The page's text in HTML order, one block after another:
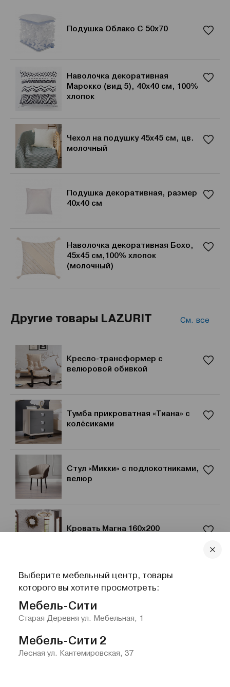
Подушка Облако С 50х70
Наволочка декоративная
Марокко (вид 5), 40х40 см, 100%
хлопок
Чехол на подушку 45х45 см, цв.
молочный
Подушка декоративная, размер
40х40 см
Наволочка декоративная Бохо,
45х45 см,100% хлопок
(молочный)
Другие товары LAZURIT См. все
Кресло-трансформер с
велюровой обивкой
Тумба прикроватная «Тиана» с
колёсиками
Стул «Микки» с подлокотниками,
велюр
Кровать Магна 160x200
Выберите мебельный центр, товары
которого вы хотите просмотреть:
Мебель-Сити
Старая Деревня ул. Мебельная, 1
Мебель-Сити 2
Лесная ул. Кантемировская, 37